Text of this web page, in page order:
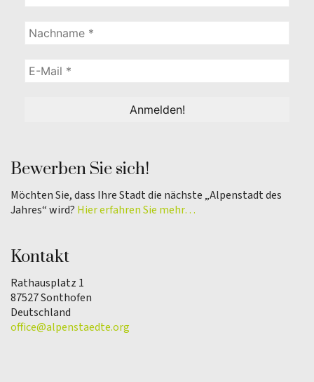
Bewerben Sie sich!
Möchten Sie, dass Ihre Stadt die nächste „Alpenstadt des
Jahres“ wird? Hier erfahren Sie mehr…
Kontakt
Rathausplatz 1
87527 Sonthofen
Deutschland
office@alpenstaedte.org